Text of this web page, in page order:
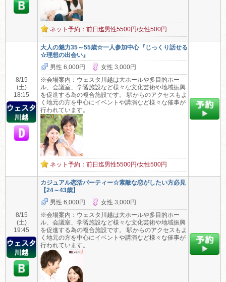
ネット予約：前日迄男性5500円/女性500円
8/15
(土)
18:15
大人の魅力35～55歳☆一人参加中心『じっくり話せる
☆理想の出会い』
男性 6,000円
女性 3,000円
※会場案内：ウェスタ川越は大ホールや多目的ホー
ル、会議室、学習施設など様々な文化芸術や地域振興
を促進する為の複合施設です。 駅からのアクセスもよ
く地元の方を中心にイベントや講演など様々な催事が
行われています。
ネット予約：前日迄男性5500円/女性500円
8/15
(土)
19:45
カジュアル恋活パーティー☆素敵な恋がしたい方必見
【24～43歳】
男性 6,000円
女性 3,000円
※会場案内：ウェスタ川越は大ホールや多目的ホー
ル、会議室、学習施設など様々な文化芸術や地域振興
を促進する為の複合施設です。 駅からのアクセスもよ
く地元の方を中心にイベントや講演など様々な催事が
行われています。